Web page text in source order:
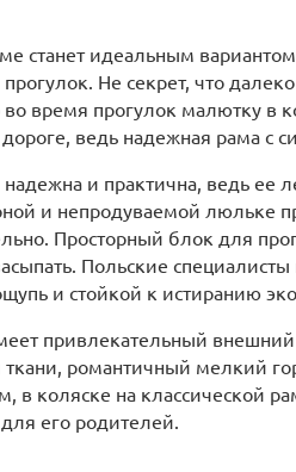
станет идеальным
Не секрет, что
время прогулок малютку в
ведь надежная рама с
и практична, ведь
и непродуваемой люльке
Просторный блок для
Польские
и стойкой к истиранию
привлекательный
романтичный мелкий
в коляске на классической
его родителей.